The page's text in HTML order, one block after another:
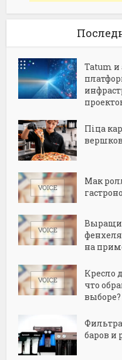
Tatum и
Піца
Мак
на
Кресло
что
выборе?
баров и